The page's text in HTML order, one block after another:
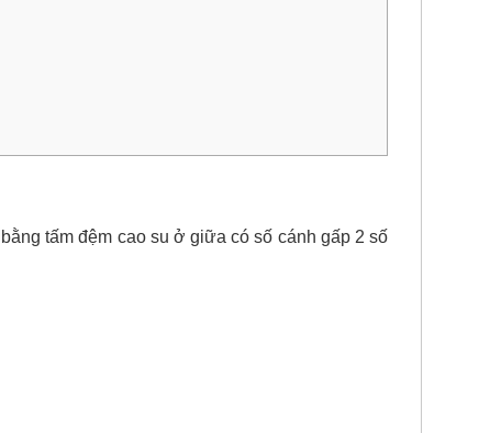
tấm đệm cao su ở giữa có số cánh gấp 2 số